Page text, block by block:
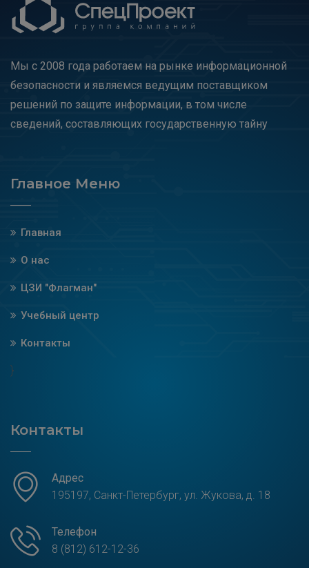
Мы с 2008 года работаем на рынке информационной
безопасности и являемся ведущим поставщиком
решений по защите информации, в том числе
сведений, составляющих государственную тайну
Главное Меню
Главная
О нас
ЦЗИ "Флагман"
Учебный центр
Контакты
}
Контакты
Адрес
195197, Санкт-Петербург, ул. Жукова, д. 18
Телефон
8 (812) 612-12-36